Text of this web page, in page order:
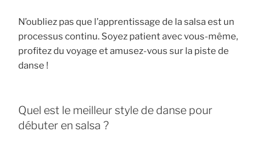
N’oubliez pas que l’apprentissage de la salsa est un
processus continu. Soyez patient avec vous-même,
profitez du voyage et amusez-vous sur la piste de
danse !
Quel est le meilleur style de danse pour
débuter en salsa ?